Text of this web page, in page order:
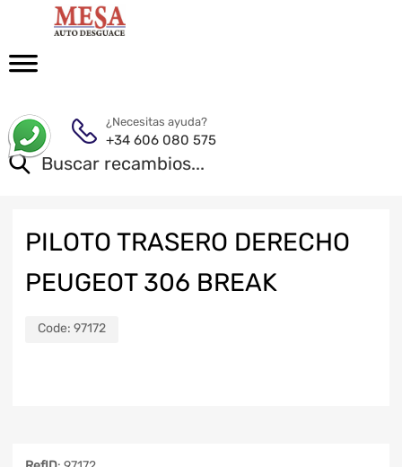
¿Necesitas ayuda?
+34 606 080 575
PILOTO TRASERO DERECHO
PEUGEOT 306 BREAK
Code: 97172